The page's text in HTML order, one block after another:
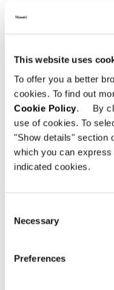
This website uses
To offer you a better
cookies. To find out
Cookie Policy. By
use of cookies. To
"Show details" section
which you can
indicated cookies.
Selection
Necessary
Preferences